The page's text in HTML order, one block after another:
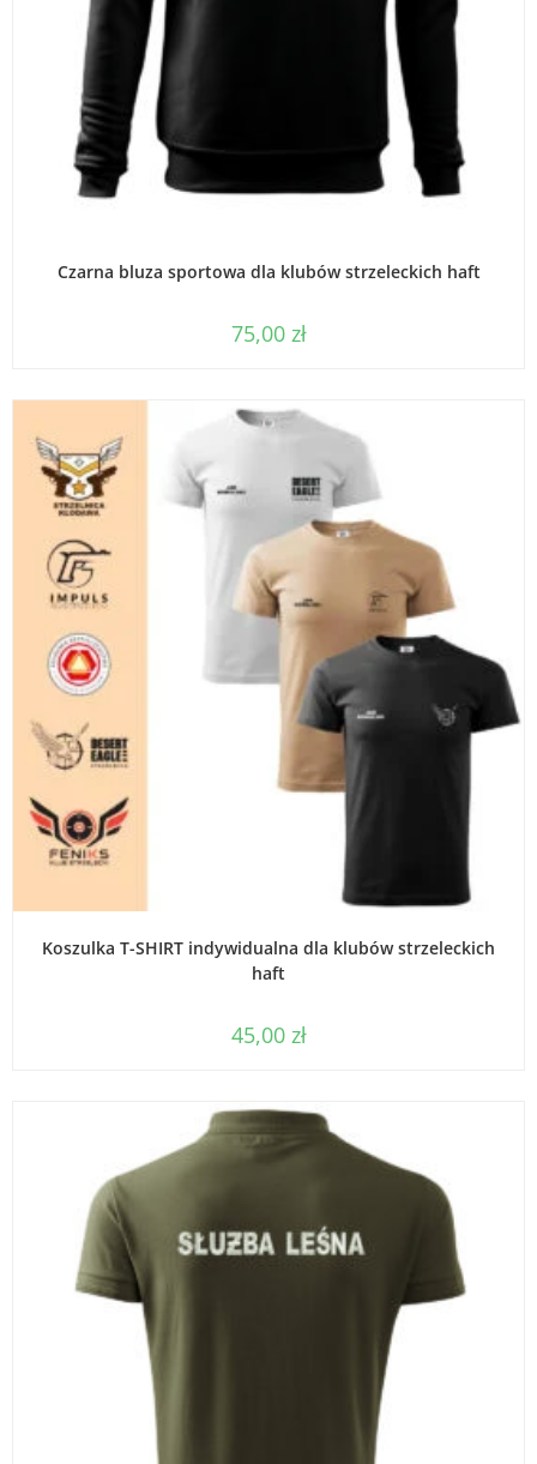
Czarna bluza sportowa dla klubów strzeleckich haft
75,00 zł
Koszulka T-SHIRT indywidualna dla klubów strzeleckich
haft
45,00 zł